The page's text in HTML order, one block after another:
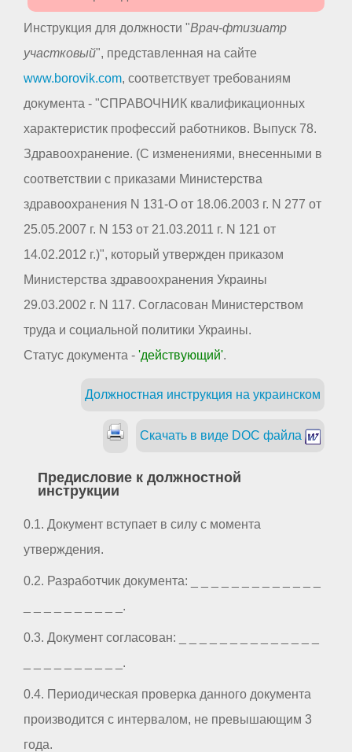
Инструкция для должности "Врач-фтизиатр
участковый", представленная на сайте
www.borovik.com, соответствует требованиям
документа - "СПРАВОЧНИК квалификационных
характеристик профессий работников. Выпуск 78.
Здравоохранение. (С изменениями, внесенными в
соответствии с приказами Министерства
здравоохранения N 131-О от 18.06.2003 г. N 277 от
25.05.2007 г. N 153 от 21.03.2011 г. N 121 от
14.02.2012 г.)", который утвержден приказом
Министерства здравоохранения Украины
29.03.2002 г. N 117. Согласован Министерством
труда и социальной политики Украины.
Статус документа - 'действующий'.
Должностная инструкция на украинском
Скачать в виде DOC файла
Предисловие к должностной
инструкции
0.1. Документ вступает в силу с момента
утверждения.
0.2. Разработчик документа: _ _ _ _ _ _ _ _ _ _ _ _ _
_ _ _ _ _ _ _ _ _ _.
0.3. Документ согласован: _ _ _ _ _ _ _ _ _ _ _ _ _ _
_ _ _ _ _ _ _ _ _ _.
0.4. Периодическая проверка данного документа
производится с интервалом, не превышающим 3
года.